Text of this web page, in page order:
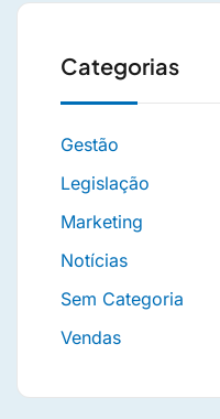
Categorias
Gestão
Legislação
Marketing
Notícias
Sem Categoria
Vendas